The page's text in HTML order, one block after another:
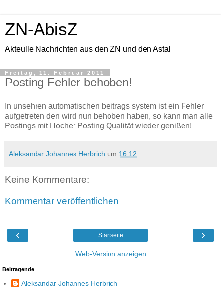
ZN-AbisZ
Akteulle Nachrichten aus den ZN und den Astal
Freitag, 11. Februar 2011
Posting Fehler behoben!
In unsehren automatischen beitrags system ist ein Fehler
aufgetreten den wird nun behoben haben, so kann man alle
Postings mit Hocher Posting Qualität wieder genißen!
Aleksandar Johannes Herbrich um 16:12
Keine Kommentare:
Kommentar veröffentlichen
‹ ›
Startseite
Web-Version anzeigen
Beitragende
Aleksandar Johannes Herbrich